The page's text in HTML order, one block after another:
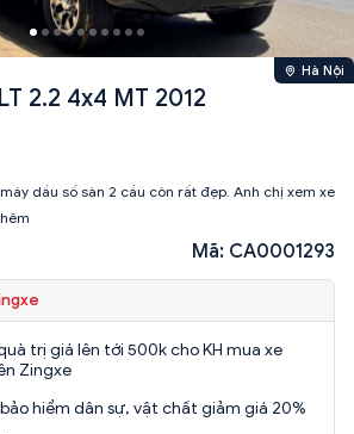
Hà Nội
2.2 4x4 MT 2012
dầu số sàn 2 cầu còn rất đẹp. Anh chị xem xe
Mã: CA0001293
trị giá lên tới 500k cho KH mua xe
Zingxe
hiểm dân sự, vật chất giảm giá 20%